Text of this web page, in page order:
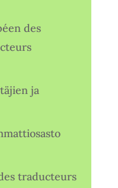
des
ja
traducteurs